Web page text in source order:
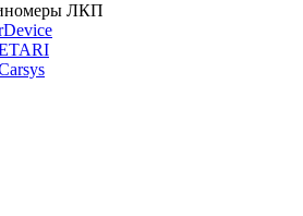
ЛКП